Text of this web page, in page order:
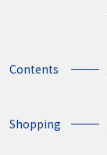
Contents
Shopping